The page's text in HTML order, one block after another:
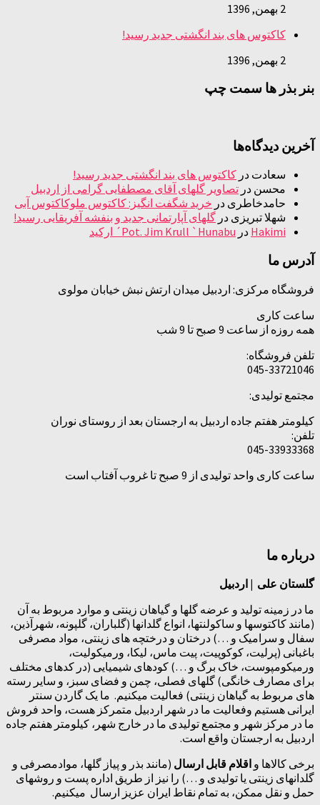
2 بهمن, 1396
کاکتوس های بند انگشتی جدید رسید!
2 بهمن, 1396
بنر بذر ها سمت چپ
آخرین دیدگاه‌ها
سعادت در کاکتوس های بند انگشتی جدید رسید!
محسن در تصاویر گلهای آقای مصطفایی گرامی از اردبیل
حامدخاطری در خرید شگفت انگیز: کاکتوس ملوکاکتوس آبی
شهلا تبریزی در گلهای آپارتمانی جدید و بنفشه آفریقایی رسید!
Hakimi در Pot. Jim Krull `Hunabu´ ارکید
آدرس ما
فروشگاه مرکزی: اردبیل میدان ارتش نبش خیابان مولوی
ساعت کاری
همه روزه از ساعت 9 صبح تا 9 شب
تلفن فروشگاه:
045-33721046
مجتمع تولیدی:
کیلومتر هفتم جاده اردبیل به ارجستان بعد از روستای نوران
تلفن:
045-33933368
ساعت کاری واحد تولیدی از 9 صبح تا غروب آفتاب است
درباره ما
گلستان علی | اردبیل
ما در زمینه تولید و عرضه گلها و گیاهان زینتی و موارد مربوط به آن
(مانند کاکتوسها و ساکولنتها، انواع گلدانها (گلباران، گلپونه، شهرآذین،
سفال و سرامیک و …) درختان و درختچه های زینتی، مواد مصرفی
باغبانی (پرلیت، کوکوپیت، پیت ماس، لیکا، ورمیکولیت،
ورمیکومپوست، خاک برگ و …) کودهای شیمیایی (در کدهای مختلف
برای مصارف خانگی) گلهای فصلی، چمن و فضای سبز، و سایر رسته
های مربوط به گیاهان زینتی) فعالیت میکنیم. ما یک گاردن سنتر
ایرانی هستیم وفعالیت ما در شهر اردبیل متمرکز هست، واحد فروش
ما در مرکز شهر و مجتمع تولیدی ما در خارج شهر، کیلومتر هفتم جاده
اردبیل به ارجستان واقع است.
برخی کالاها و اقلام قابل ارسال (مانند بذر و پیاز گلها، موادمصرفی و
گلدانهای زینتی یا تولیدی و …) را نیز از طریق اداره پست و روشهای
حمل و نقل ممکن، به تمام نقاط ایران عزیز ارسال میکنیم.